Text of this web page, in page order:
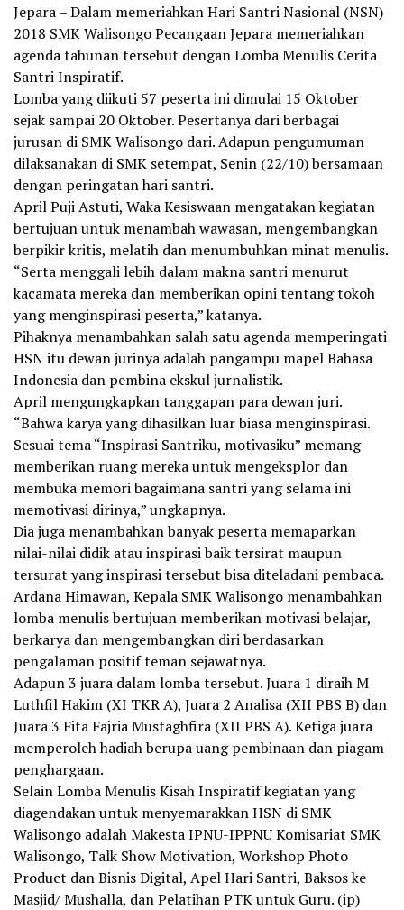
Jepara – Dalam memeriahkan Hari Santri Nasional (NSN)
2018 SMK Walisongo Pecangaan Jepara memeriahkan
agenda tahunan tersebut dengan Lomba Menulis Cerita
Santri Inspiratif.
Lomba yang diikuti 57 peserta ini dimulai 15 Oktober
sejak sampai 20 Oktober. Pesertanya dari berbagai
jurusan di SMK Walisongo dari. Adapun pengumuman
dilaksanakan di SMK setempat, Senin (22/10) bersamaan
dengan peringatan hari santri.
April Puji Astuti, Waka Kesiswaan mengatakan kegiatan
bertujuan untuk menambah wawasan, mengembangkan
berpikir kritis, melatih dan menumbuhkan minat menulis.
“Serta menggali lebih dalam makna santri menurut
kacamata mereka dan memberikan opini tentang tokoh
yang menginspirasi peserta,” katanya.
Pihaknya menambahkan salah satu agenda memperingati
HSN itu dewan jurinya adalah pangampu mapel Bahasa
Indonesia dan pembina ekskul jurnalistik.
April mengungkapkan tanggapan para dewan juri.
“Bahwa karya yang dihasilkan luar biasa menginspirasi.
Sesuai tema “Inspirasi Santriku, motivasiku” memang
memberikan ruang mereka untuk mengeksplor dan
membuka memori bagaimana santri yang selama ini
memotivasi dirinya,” ungkapnya.
Dia juga menambahkan banyak peserta memaparkan
nilai-nilai didik atau inspirasi baik tersirat maupun
tersurat yang inspirasi tersebut bisa diteladani pembaca.
Ardana Himawan, Kepala SMK Walisongo menambahkan
lomba menulis bertujuan memberikan motivasi belajar,
berkarya dan mengembangkan diri berdasarkan
pengalaman positif teman sejawatnya.
Adapun 3 juara dalam lomba tersebut. Juara 1 diraih M
Luthfil Hakim (XI TKR A), Juara 2 Analisa (XII PBS B) dan
Juara 3 Fita Fajria Mustaghfira (XII PBS A). Ketiga juara
memperoleh hadiah berupa uang pembinaan dan piagam
penghargaan.
Selain Lomba Menulis Kisah Inspiratif kegiatan yang
diagendakan untuk menyemarakkan HSN di SMK
Walisongo adalah Makesta IPNU-IPPNU Komisariat SMK
Walisongo, Talk Show Motivation, Workshop Photo
Product dan Bisnis Digital, Apel Hari Santri, Baksos ke
Masjid/ Mushalla, dan Pelatihan PTK untuk Guru. (ip)